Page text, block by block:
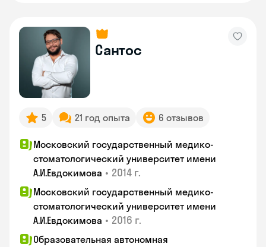
Сантос
5 21 год опыта 6 отзывов
Московский государственный медико-
стоматологический университет имени
А.И.Евдокимова • 2014 г.
Московский государственный медико-
стоматологический университет имени
А.И.Евдокимова • 2016 г.
Образовательная автономная